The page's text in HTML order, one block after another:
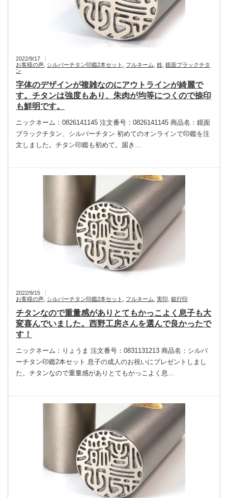
2022/9/17
お客様の声 シルバーチタン印鑑2本セット フルネーム 姓 鏡面ブラックチタ
ン
字体のデザインが複雑なのにアウトラインが綺麗で
す。チタンは強度もあり、朱肉が均等につくので捺印
も鮮明です。
ニックネーム：0826141145 注文番号：0826141145 商品名：鏡面
ブラックチタン、シルバーチタン 初めてのオンラインで印鑑を注
文しました。チタン印鑑も初めて。届き…
2022/9/15
お客様の声 シルバーチタン印鑑2本セット フルネーム 実印 銀行印
チタンなので重量感がありとてもかっこよく息子も大
変喜んでいました。西野工房さんを選んで良かったで
す！
ニックネーム：りょうま 注文番号：0831131213 商品名：シルバ
ーチタン印鑑2本セット 息子の成人のお祝いにプレゼントしまし
た。チタンなので重量感がありとてもかっこよく息…